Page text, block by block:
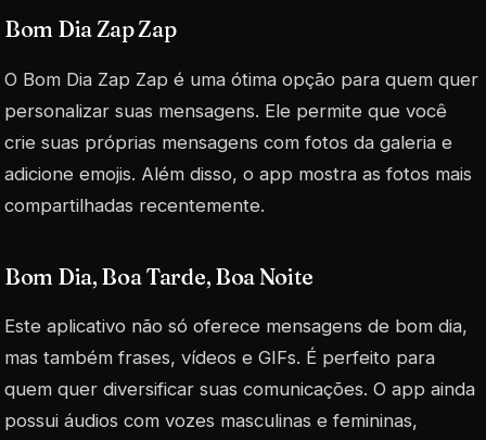
Bom Dia Zap Zap
O Bom Dia Zap Zap é uma ótima opção para quem quer
personalizar suas mensagens. Ele permite que você
crie suas próprias mensagens com fotos da galeria e
adicione emojis. Além disso, o app mostra as fotos mais
compartilhadas recentemente.
Bom Dia, Boa Tarde, Boa Noite
Este aplicativo não só oferece mensagens de bom dia,
mas também frases, vídeos e GIFs. É perfeito para
quem quer diversificar suas comunicações. O app ainda
possui áudios com vozes masculinas e femininas,